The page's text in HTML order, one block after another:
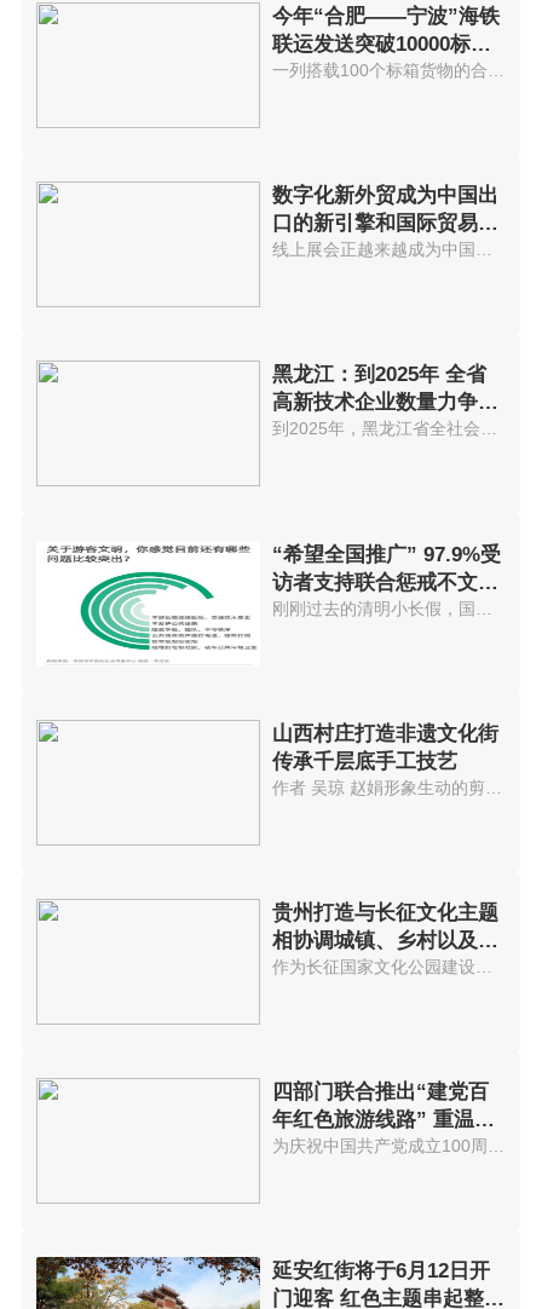
今年“合肥——宁波”海铁
联运发送突破10000标准
箱 发送箱
数字化新外贸成为中国出
口的新引擎和国际贸易发
展不可逆
线上展会正越来越成为中国外贸商...
黑龙江：到2025年 全省
高新技术企业数量力争突
破5000家
到2025年，黑龙江省全社会研发投...
“希望全国推广” 97.9%受
访者支持联合惩戒不文明
游客
山西村庄打造非遗文化街
传承千层底手工技艺
作者 吴琼 赵娟形象生动的剪纸...
贵州打造与长征文化主题
相协调城镇、乡村以及景
区
四部门联合推出“建党百
年红色旅游线路” 重温红
色历史
延安红街将于6月12日开
门迎客 红色主题串起整个